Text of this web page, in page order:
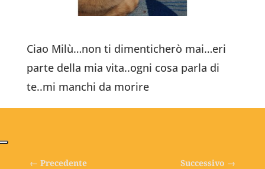
Ciao Milù…non ti dimenticherò mai…eri
parte della mia vita..ogni cosa parla di
te..mi manchi da morire
← Precedente Successivo →